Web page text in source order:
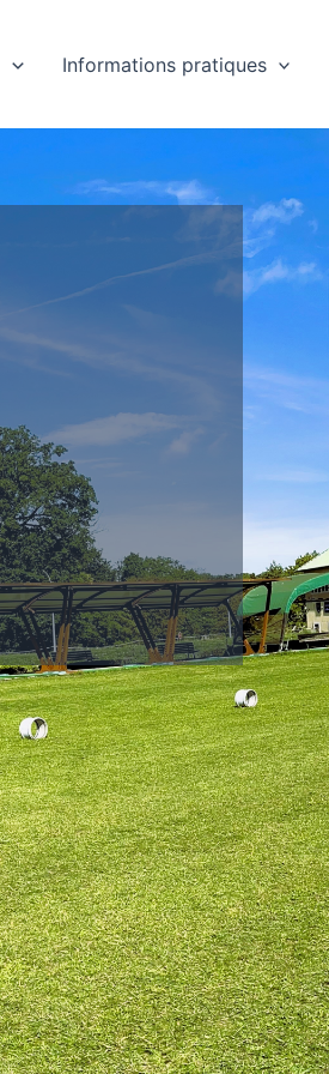
Informations pratiques